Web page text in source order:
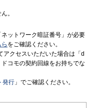
。
ットワーク暗証番号」が必要
をご確認ください。
アクセスいただいた場合は「d
コモの契約回線をお持ちでな
発行 」でご確認ください。